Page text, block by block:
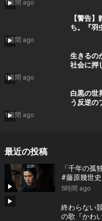
1週間 ago
【警告
ち。『羽
1週間 ago
生きるの
社会に押
1週間 ago
白黒の世
う反逆
1週間 ago
最近の投稿
「千年の孤
#藤原幾世
5時間 ago
終わらない
の歌『かわ